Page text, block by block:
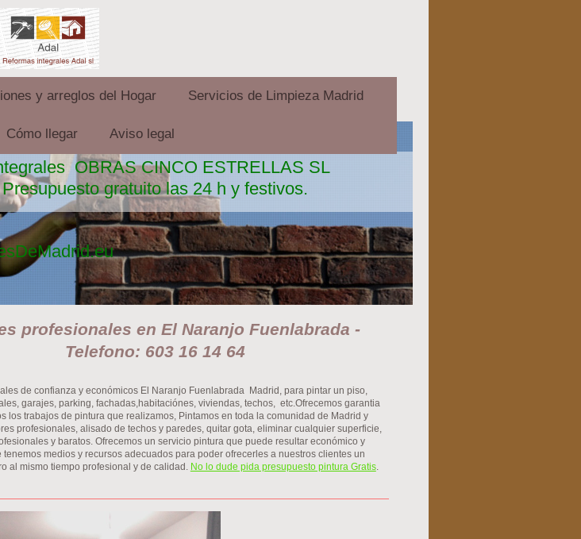
y arreglos del Hogar Servicios de Limpieza Madrid
Cómo llegar Aviso legal
OBRAS CINCO ESTRELLAS SL
gratuito las 24 h y festivos.
profesionales en El Naranjo Fuenlabrada -
Telefono: 603 16 14 64
de confianza y económicos El Naranjo Fuenlabrada Madrid, para pintar un piso,
garajes, parking, fachadas,habitaciónes, viviendas, techos, etc.Ofrecemos garantia
los trabajos de pintura que realizamos, Pintamos en toda la comunidad de Madrid y
profesionales, alisado de techos y paredes, quitar gota, eliminar cualquier superficie,
y baratos. Ofrecemos un servicio pintura que puede resultar económico y
medios y recursos adecuados para poder ofrecerles a nuestros clientes un
al mismo tiempo profesional y de calidad. No lo dude pida presupuesto pintura Gratis.